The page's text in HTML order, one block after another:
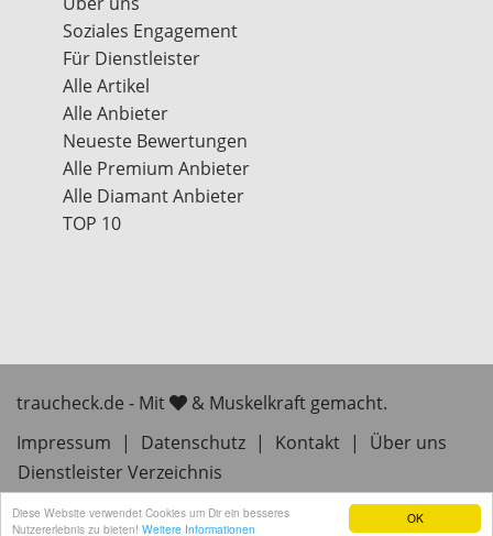
OK
Diese Website verwendet Cookies um Dir ein besseres
Nutzererlebnis zu bieten! Weitere Informationen
Soziales Engagement
Für Dienstleister
Alle Artikel
Alle Anbieter
Neueste Bewertungen
Alle Premium Anbieter
Alle Diamant Anbieter
TOP 10
traucheck.de - Mit
& Muskelkraft gemacht.
Impressum
| Datenschutz | Kontakt |
Über uns
Dienstleister Verzeichnis